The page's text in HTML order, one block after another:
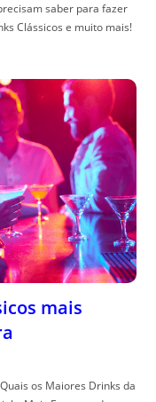
saber para fazer
Clássicos e muito mais!
mais
os Maiores Drinks da